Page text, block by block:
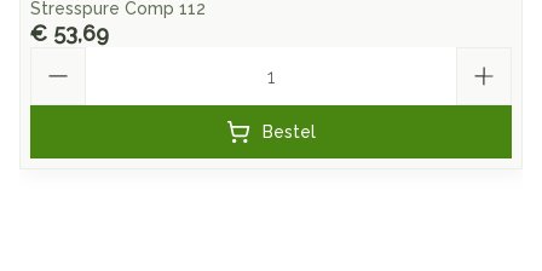
Stresspure Comp 112
€ 53,69
Bestel